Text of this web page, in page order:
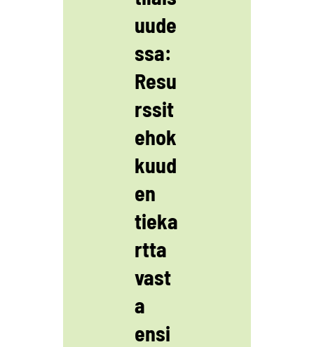
uude
ssa:
Resu
rssit
ehok
kuud
en
tieka
rtta
vast
a
ensi